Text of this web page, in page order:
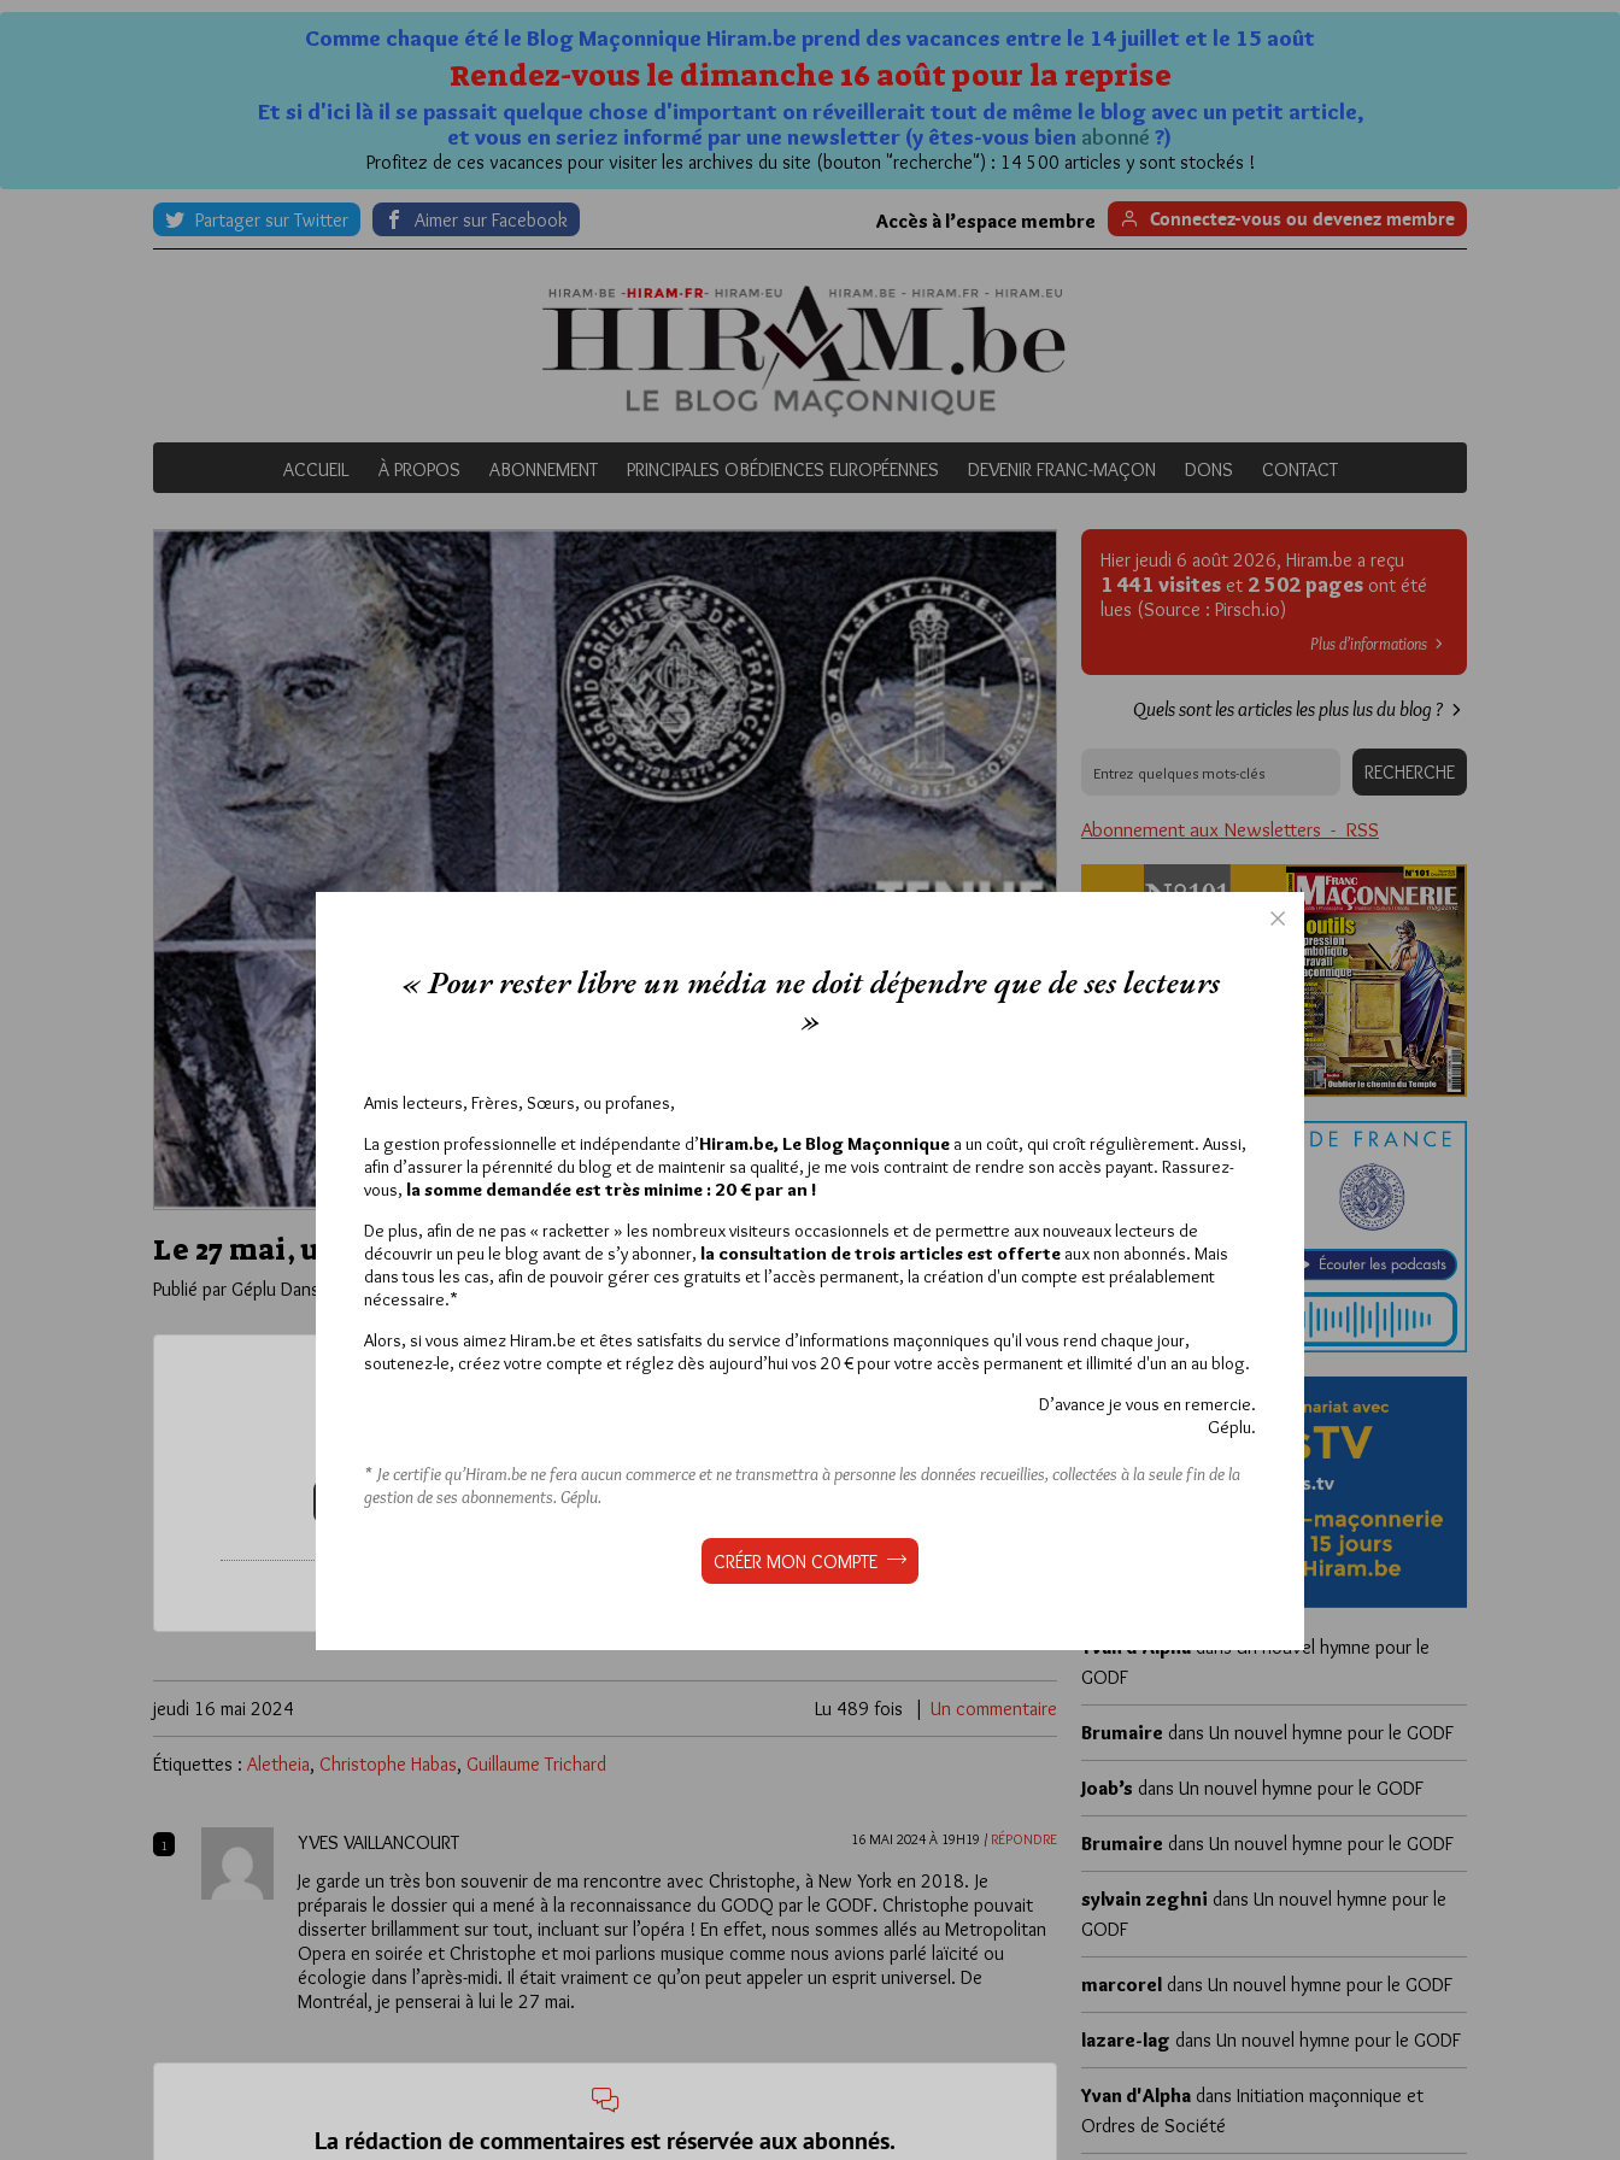
Comme chaque été le Blog Maçonnique Hiram.be prend des vacances entre le 14 juillet et le 15 août
Rendez-vous le dimanche 16 août pour la reprise
Et si d'ici là il se passait quelque chose d'important on réveillerait tout de même le blog avec un petit article,
et vous en seriez informé par une newsletter (y êtes-vous bien abonné ?)
Profitez de ces vacances pour visiter les archives du site (bouton "recherche") : 14 500 articles y sont stockés !
Partager sur Twitter Aimer sur Facebook Accès à l’espace membre Connectez-vous ou devenez membre
ACCUEIL À PROPOS ABONNEMENT PRINCIPALES OBÉDIENCES EUROPÉENNES DEVENIR FRANC-MAÇON DONS CONTACT
Le 27 mai, une Tenue en mémoire de Christophe Habas
Publié par Géplu Dans Divers
VOUS ABONNER (20€ / AN) ou LE DÉVERROUILLER
jeudi 16 mai 2024 Un commentaire
Lu 489 fois
Étiquettes : Aletheia, Christophe Habas, Guillaume Trichard
1 YVES VAILLANCOURT 16 MAI 2024 À 19H19 / RÉPONDRE
Je garde un très bon souvenir de ma rencontre avec Christophe, à New York en 2018. Je
préparais le dossier qui a mené à la reconnaissance du GODQ par le GODF. Christophe pouvait
disserter brillamment sur tout, incluant sur l’opéra ! En effet, nous sommes allés au Metropolitan
Opera en soirée et Christophe et moi parlions musique comme nous avions parlé laïcité ou
écologie dans l’après-midi. Il était vraiment ce qu’on peut appeler un esprit universel. De
Montréal, je penserai à lui le 27 mai.
La rédaction de commentaires est réservée aux abonnés.
Hier jeudi 6 août 2026, Hiram.be a reçu
1 441 visites et 2 502 pages ont été
lues (Source : Pirsch.io)
Plus d’informations
Quels sont les articles les plus lus du blog ?
Abonnement aux Newsletters - RSS
Yvan d'AlphadansUn nouvel hymne pour le
GODF
Brumaire dans Un nouvel hymne pour le GODF
Joab’s dans Un nouvel hymne pour le GODF
Brumaire dans Un nouvel hymne pour le GODF
sylvain zeghni dans Un nouvel hymne pour le
GODF
marcorel dans Un nouvel hymne pour le GODF
lazare-lag dans Un nouvel hymne pour le GODF
Yvan d'Alpha dans Initiation maçonnique et
Ordres de Société
« Pour rester libre un média ne doit dépendre que de ses lecteurs
»
Amis lecteurs, Frères, Sœurs, ou profanes,
La gestion professionnelle et indépendante d’Hiram.be, Le Blog Maçonnique a un coût, qui croît régulièrement. Aussi,
afin d’assurer la pérennité du blog et de maintenir sa qualité, je me vois contraint de rendre son accès payant. Rassurez-
vous, la somme demandée est très minime : 20 € par an !
De plus, afin de ne pas « racketter » les nombreux visiteurs occasionnels et de permettre aux nouveaux lecteurs de
découvrir un peu le blog avant de s’y abonner, la consultation de trois articles est offerte aux non abonnés. Mais
dans tous les cas, afin de pouvoir gérer ces gratuits et l’accès permanent, la création d'un compte est préalablement
nécessaire.*
Alors, si vous aimez Hiram.be et êtes satisfaits du service d’informations maçonniques qu'il vous rend chaque jour,
soutenez-le, créez votre compte et réglez dès aujourd’hui vos 20 € pour votre accès permanent et illimité d'un an au blog.
D’avance je vous en remercie.
Géplu.
* Je certifie qu’Hiram.be ne fera aucun commerce et ne transmettra à personne les données recueillies, collectées à la seule fin de la
gestion de ses abonnements. Géplu.
CRÉER MON COMPTE